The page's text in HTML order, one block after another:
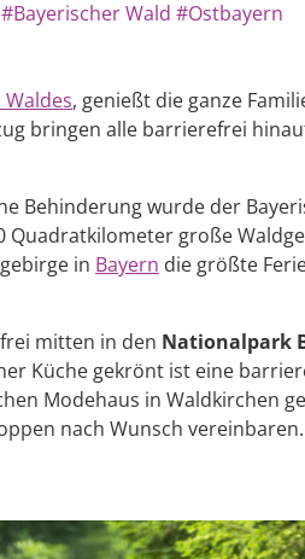
#Bayerischer Wald #Ostbayern
, genießt die ganze
bringen alle barrierefrei
Behinderung wurde der
Quadratkilometer große
in Bayern die größte
mitten in den Nationalpark
Küche gekrönt ist eine
Modehaus in Waldkirchen
nach Wunsch vereinbaren.